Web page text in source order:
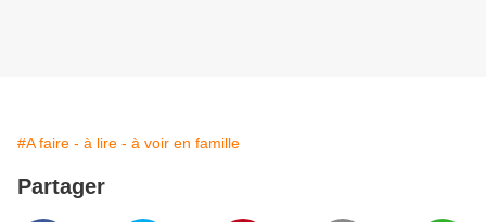
#A faire - à lire - à voir en famille
Partager